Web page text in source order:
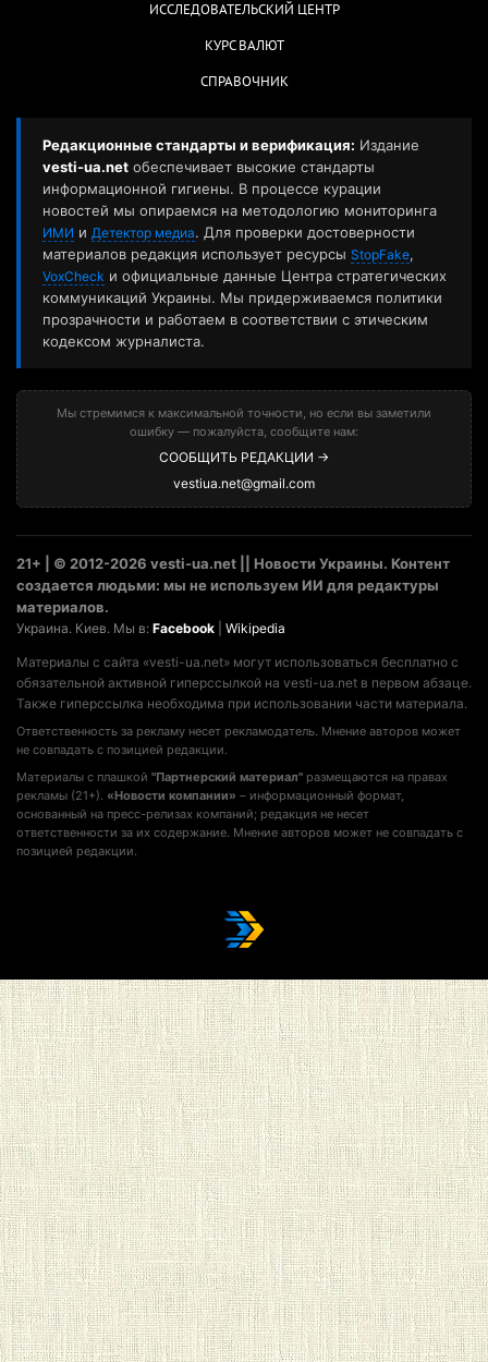
ИССЛЕДОВАТЕЛЬСКИЙ ЦЕНТР
КУРС ВАЛЮТ
СПРАВОЧНИК
Редакционные стандарты и верификация: Издание
vesti-ua.net обеспечивает высокие стандарты
информационной гигиены. В процессе курации
новостей мы опираемся на методологию мониторинга
ИМИ и Детектор медиа. Для проверки достоверности
материалов редакция использует ресурсы StopFake,
VoxCheck и официальные данные Центра стратегических
коммуникаций Украины. Мы придерживаемся политики
прозрачности и работаем в соответствии с этическим
кодексом журналиста.
Мы стремимся к максимальной точности, но если вы заметили
ошибку — пожалуйста, сообщите нам:
СООБЩИТЬ РЕДАКЦИИ →
vestiua.net@gmail.com
21+ | © 2012-2026 vesti-ua.net || Новости Украины. Контент
создается людьми: мы не используем ИИ для редактуры
материалов.
Украина. Киев. Мы в: Facebook Wikipedia
Материалы с сайта «vesti-ua.net» могут использоваться бесплатно с
обязательной активной гиперссылкой на vesti-ua.net в первом абзаце.
Также гиперссылка необходима при использовании части материала.
Ответственность за рекламу несет рекламодатель. Мнение авторов может
не совпадать с позицией редакции.
Материалы с плашкой "Партнерский материал" размещаются на правах
рекламы (21+). «Новости компании» – информационный формат,
основанный на пресс-релизах компаний; редакция не несет
ответственности за их содержание. Мнение авторов может не совпадать с
позицией редакции.